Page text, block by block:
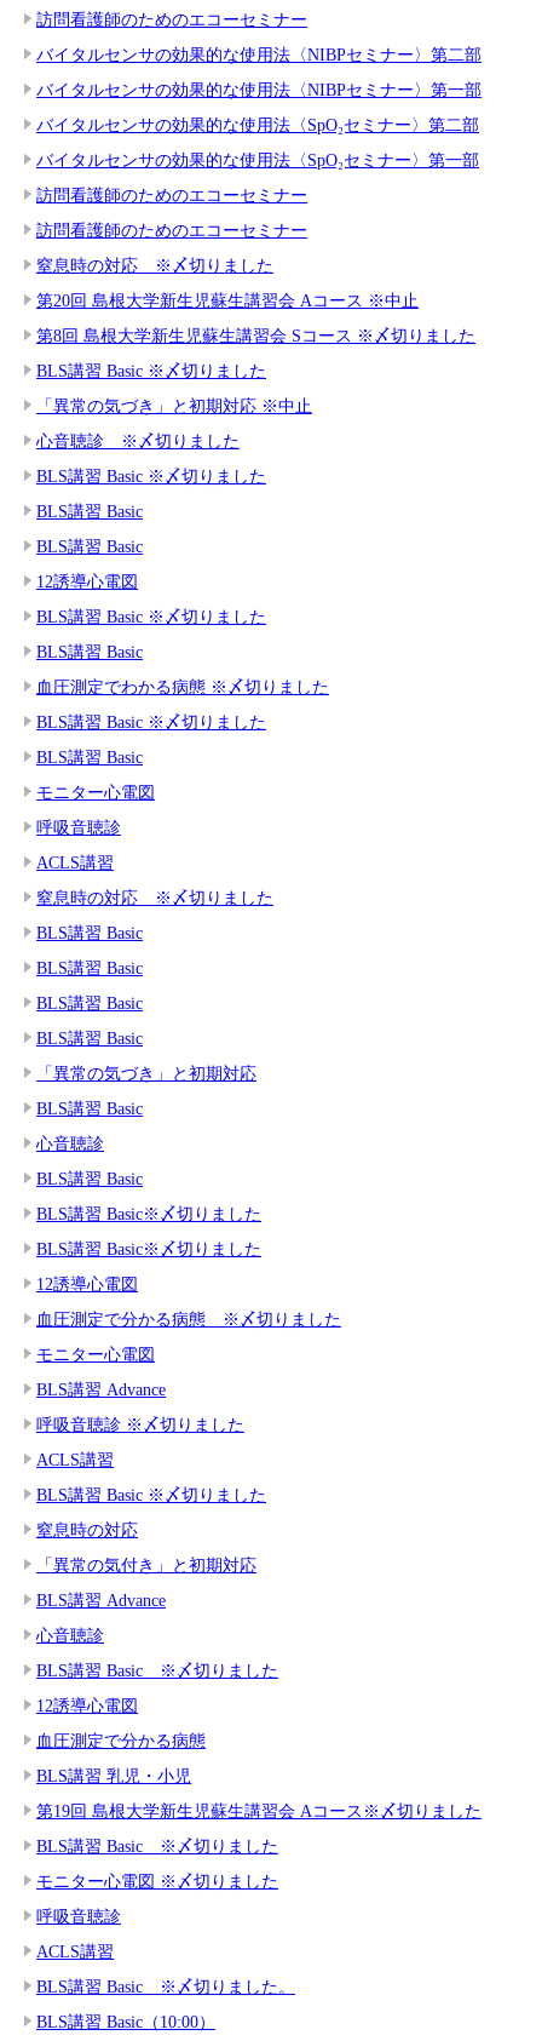
訪問看護師のためのエコーセミナー
バイタルセンサの効果的な使用法〈NIBPセミナー〉第二部
バイタルセンサの効果的な使用法〈NIBPセミナー〉第一部
バイタルセンサの効果的な使用法〈SpO₂セミナー〉第二部
バイタルセンサの効果的な使用法〈SpO₂セミナー〉第一部
訪問看護師のためのエコーセミナー
訪問看護師のためのエコーセミナー
窒息時の対応 ※〆切りました
第20回 島根大学新生児蘇生講習会 Aコース ※中止
第8回 島根大学新生児蘇生講習会 Sコース ※〆切りました
BLS講習 Basic ※〆切りました
「異常の気づき」と初期対応 ※中止
心音聴診 ※〆切りました
BLS講習 Basic ※〆切りました
BLS講習 Basic
BLS講習 Basic
12誘導心電図
BLS講習 Basic ※〆切りました
BLS講習 Basic
血圧測定でわかる病態 ※〆切りました
BLS講習 Basic ※〆切りました
BLS講習 Basic
モニター心電図
呼吸音聴診
ACLS講習
窒息時の対応 ※〆切りました
BLS講習 Basic
BLS講習 Basic
BLS講習 Basic
BLS講習 Basic
「異常の気づき」と初期対応
BLS講習 Basic
心音聴診
BLS講習 Basic
BLS講習 Basic※〆切りました
BLS講習 Basic※〆切りました
12誘導心電図
血圧測定で分かる病態 ※〆切りました
モニター心電図
BLS講習 Advance
呼吸音聴診 ※〆切りました
ACLS講習
BLS講習 Basic ※〆切りました
窒息時の対応
「異常の気付き」と初期対応
BLS講習 Advance
心音聴診
BLS講習 Basic ※〆切りました
12誘導心電図
血圧測定で分かる病態
BLS講習 乳児・小児
第19回 島根大学新生児蘇生講習会 Aコース※〆切りました
BLS講習 Basic ※〆切りました
モニター心電図 ※〆切りました
呼吸音聴診
ACLS講習
BLS講習 Basic ※〆切りました。
BLS講習 Basic（10:00）